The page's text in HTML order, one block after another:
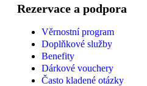
Rezervace a podpora
Věrnostní program
Doplňkové služby
Benefity
Dárkové vouchery
Často kladené otázky